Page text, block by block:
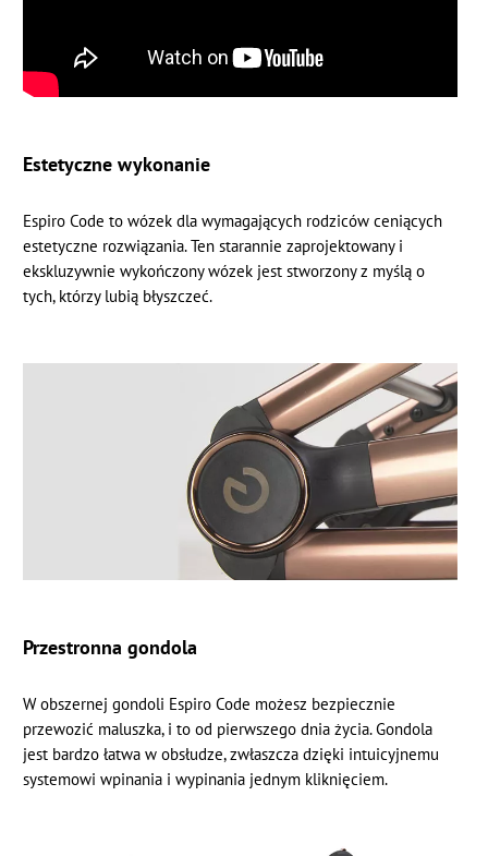
Estetyczne wykonanie
Espiro Code to wózek dla wymagających rodziców ceniących
estetyczne rozwiązania. Ten starannie zaprojektowany i
ekskluzywnie wykończony wózek jest stworzony z myślą o
tych, którzy lubią błyszczeć.
Przestronna gondola
W obszernej gondoli Espiro Code możesz bezpiecznie
przewozić maluszka, i to od pierwszego dnia życia. Gondola
jest bardzo łatwa w obsłudze, zwłaszcza dzięki intuicyjnemu
systemowi wpinania i wypinania jednym kliknięciem.